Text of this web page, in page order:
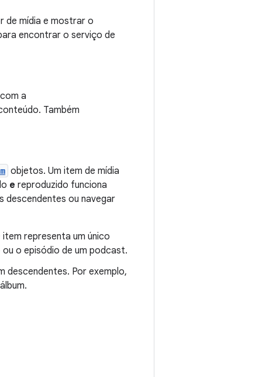
de mídia e mostrar o
encontrar o serviço de
a
Também
objetos. Um item de mídia
e reproduzido funciona
descendentes ou navegar
representa um único
o episódio de um podcast.
descendentes. Por exemplo,